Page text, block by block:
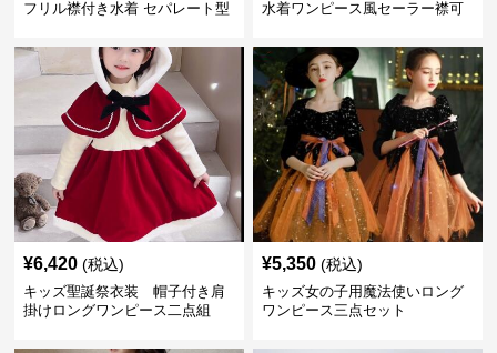
フリル襟付き水着 セパレート型
水着ワンピース風セーラー襟可
¥6,420 (税込)
キッズ聖誕祭衣装 帽子付き肩
掛けロングワンピース二点組
¥5,350 (税込)
キッズ女の子用魔法使いロング
ワンピース三点セット